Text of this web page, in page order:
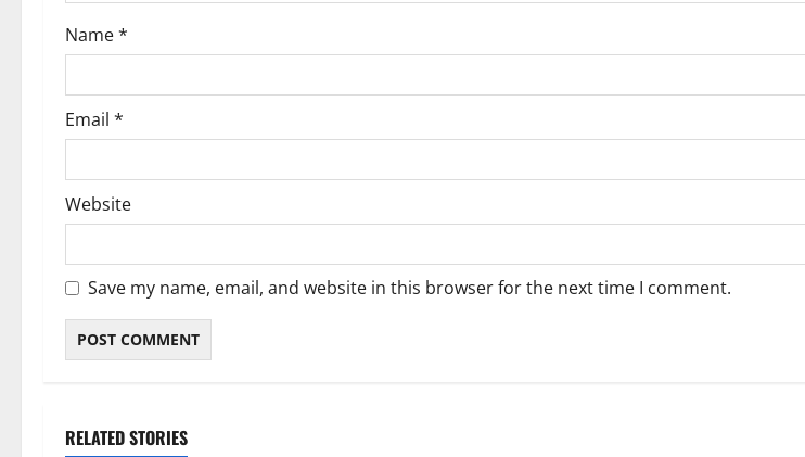
n
Name*
Email *
Website
Save my name, email, and website in this browser for the next time I comment.
RELATED STORIES